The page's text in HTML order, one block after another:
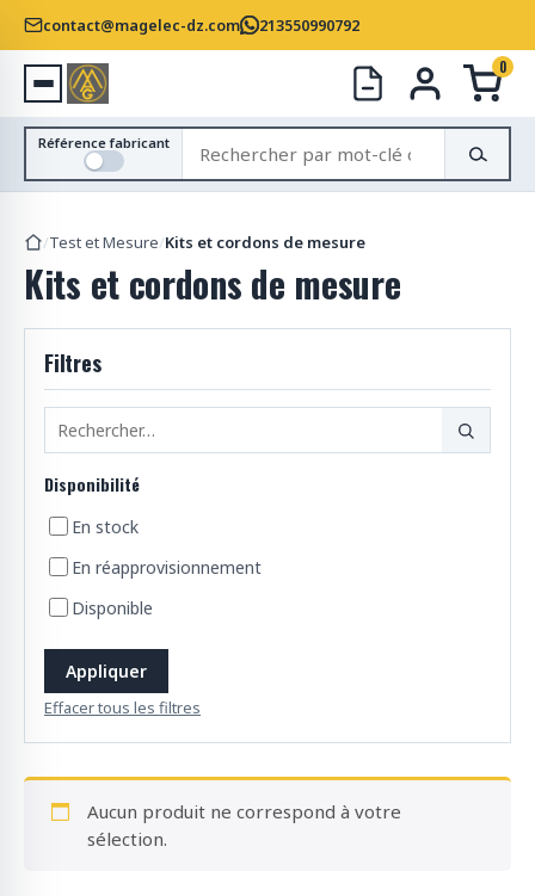
contact@magelec-dz.com 213550990792
0
Référence fabricant
c
e
r
c
h
/Test et Mesure/Kits et cordons de mesure
Kits et cordons de mesure
Filtres
Disponibilité
En stock
En réapprovisionnement
Disponible
Appliquer
Effacer tous les filtres
Aucun produit ne correspond à votre
sélection.